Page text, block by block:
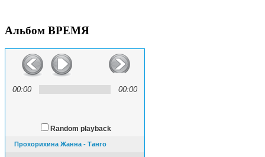
Альбом ВРЕМЯ
00:00 00:00
Random playback
Прохорихина Жанна - Танго